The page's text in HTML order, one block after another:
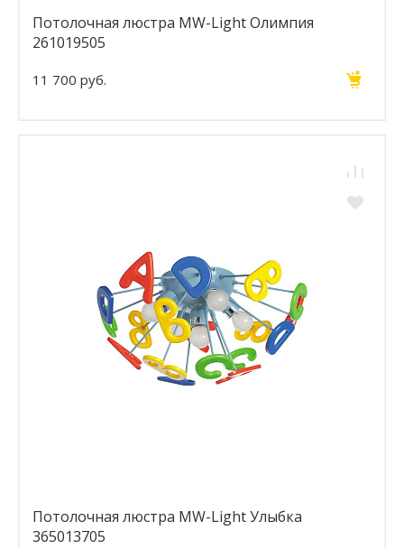
Потолочная люстра MW-Light Олимпия
261019505
11 700 руб.
Потолочная люстра MW-Light Улыбка
365013705